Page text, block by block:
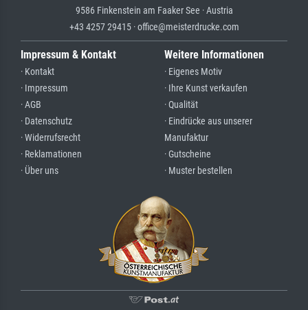
9586 Finkenstein am Faaker See · Austria
+43 4257 29415 · office@meisterdrucke.com
Impressum & Kontakt
· Kontakt
· Impressum
· AGB
· Datenschutz
· Widerrufsrecht
· Reklamationen
· Über uns
Weitere Informationen
· Eigenes Motiv
· Ihre Kunst verkaufen
· Qualität
· Eindrücke aus unserer
Manufaktur
· Gutscheine
· Muster bestellen